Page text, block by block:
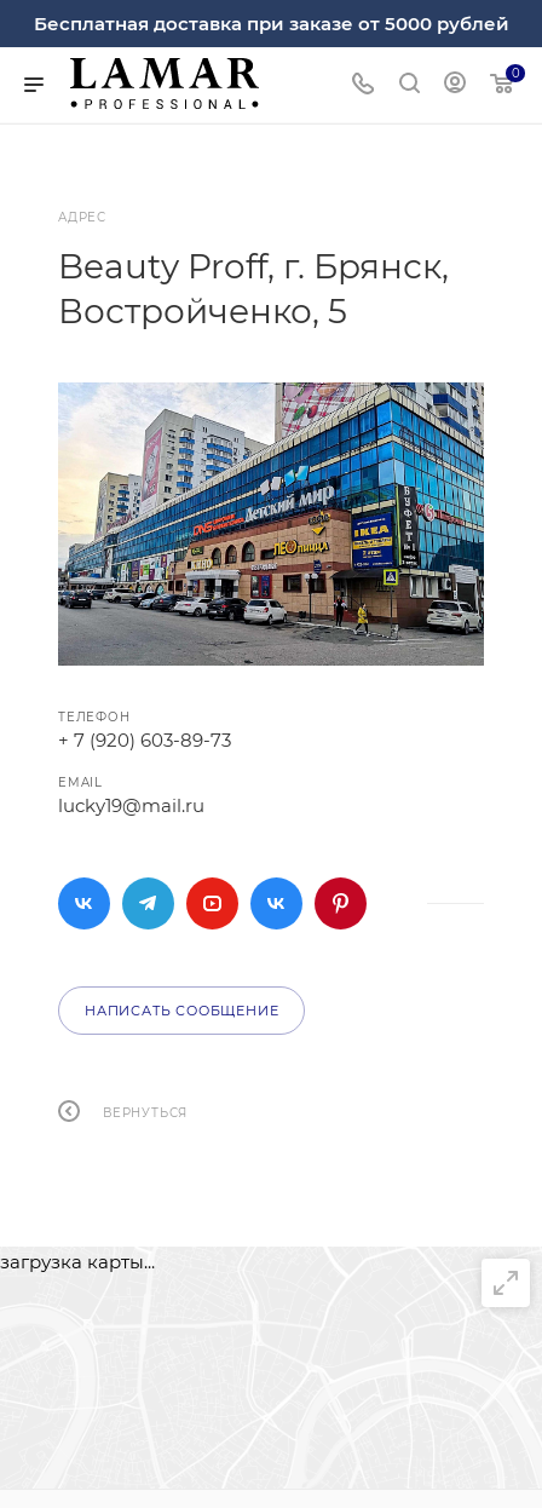
Бесплатная доставка при заказе от 5000 рублей
0
АДРЕС
Beauty Proff, г. Брянск,
Востройченко, 5
ТЕЛЕФОН
+ 7 (920) 603-89-73
EMAIL
lucky19@mail.ru
НАПИСАТЬ СООБЩЕНИЕ
ВЕРНУТЬСЯ
загрузка карты...